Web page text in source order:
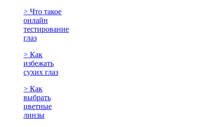
> Что такое
онлайн
тестирование
глаз
> Как
избежать
сухих глаз
> Как
выбрать
цветные
линзы